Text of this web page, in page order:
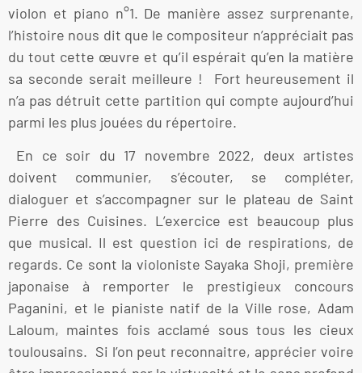
violon et piano n°1. De manière assez surprenante,
l’histoire nous dit que le compositeur n’appréciait pas
du tout cette œuvre et qu’il espérait qu’en la matière
sa seconde serait meilleure ! Fort heureusement il
n’a pas détruit cette partition qui compte aujourd’hui
parmi les plus jouées du répertoire.
En ce soir du 17 novembre 2022, deux artistes
doivent communier, s’écouter, se compléter,
dialoguer et s’accompagner sur le plateau de Saint
Pierre des Cuisines. L’exercice est beaucoup plus
que musical. Il est question ici de respirations, de
regards. Ce sont la violoniste Sayaka Shoji, première
japonaise à remporter le prestigieux concours
Paganini, et le pianiste natif de la Ville rose, Adam
Laloum, maintes fois acclamé sous tous les cieux
toulousains. Si l’on peut reconnaitre, apprécier voire